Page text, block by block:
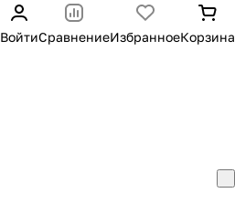
ВойтиСравнениеИзбранноеКорзина